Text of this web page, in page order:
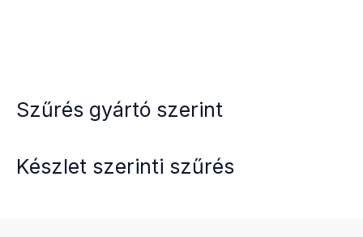
Szűrés gyártó szerint
Készlet szerinti szűrés